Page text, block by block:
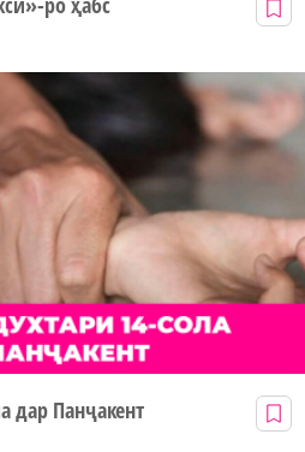
дар Панҷакент